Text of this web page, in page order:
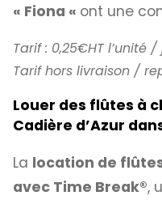
« Fiona « ont une
Tarif : 0,25€HT l’unité
Tarif hors livraison /
Louer des flûtes à
Cadière d’Azur
La location de
avec Time Break®,